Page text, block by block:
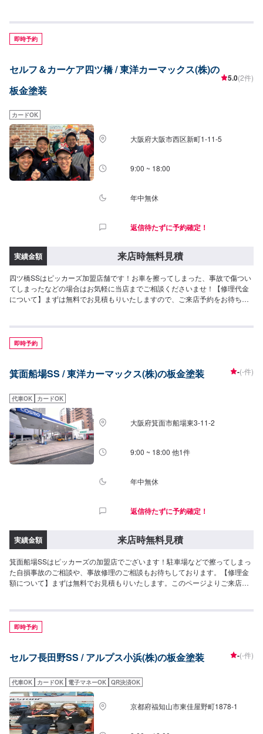
や剥げなどお客様の大切な愛車をプロの技でお直しいたします。お困りのこ
とがございましたらなんでもご相談ください！鈑金塗装のプロフェッショナ
ルがお車の状態をしっかりと判断し、適切な修理の方法をご提案いたしま
界歴20年以上の大ベテランの作業員です。お客様の愛車をご安心してお任せ
ください！【作業実績】トヨタカローラ900,000円トヨタヤリス165,000円
BMW320iクーペ2,000円テスラモデル31,000円----------------------------------------
得いただければ作業開始【4】仕上がり次第納車-----------パーツ持ち込みにつ
いて-----------パーツの持ち込み可能です。オファーにて詳細をお願い致しま
す。【定休日・営業時間】定休日：日曜日、祝日営業時間：8:30~17:30
即時予約
セルフ＆カーケア四ツ橋 / 東洋カーマックス(株)の
板金塗装
5.0(2件)
カードOK
大阪府大阪市西区新町1-11-5
9:00 ~ 18:00
年中無休
返信待たずに予約確定！
実績金額 来店時無料見積
四ツ橋SSはピッカーズ加盟店舗です！お車を擦ってしまった、事故で傷つい
てしまったなどの場合はお気軽に当店までご相談くださいませ！【修理代金
について】まずは無料でお見積もりいたしますので、ご来店予約をお待ちし
即時予約
箕面船場SS / 東洋カーマックス(株)の板金塗装 -(-件)
代車OK カードOK
大阪府箕面市船場東3-11-2
9:00 ~ 18:00 他1件
年中無休
返信待たずに予約確定！
実績金額 来店時無料見積
箕面船場SSはピッカーズの加盟店でございます！駐車場などで擦ってしまっ
た自損事故のご相談や、事故修理のご相談もお待ちしております。【修理金
額について】まずは無料でお見積もりいたします。このページよりご来店予
即時予約
セルフ長田野SS / アルプス小浜(株)の板金塗装 -(-件)
代車OK カードOK 電子マネーOK QR決済OK
京都府福知山市東佳屋野町1878-1